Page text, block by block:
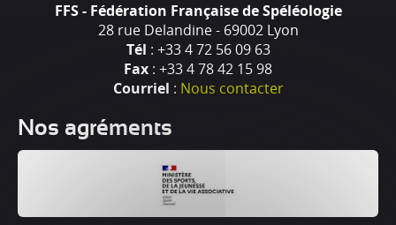
FFS - Fédération Française de Spéléologie
28 rue Delandine - 69002 Lyon
Tél : +33 4 72 56 09 63
Fax : +33 4 78 42 15 98
Courriel : Nous contacter
Nos agréments